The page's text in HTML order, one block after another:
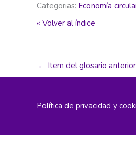
Categorias: Economía
« Volver al índice
← Item del glosario anterior
Política de privacidad y